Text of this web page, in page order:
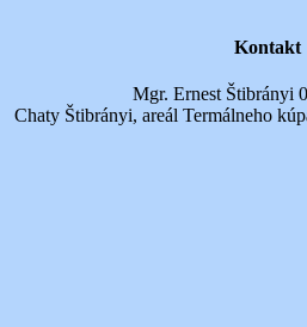
Kontakt
Mgr. Ernest Štibrányi
Chaty Štibrányi, areál Termálneho